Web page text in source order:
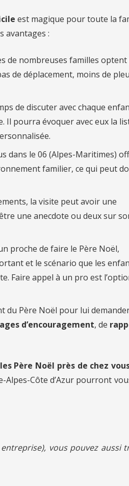
est magique pour toute la
avantages :
de nombreuses familles
de déplacement, moins de
de discuter avec chaque
Il pourra évoquer avec eux la
dans le 06 (Alpes-Maritimes)
familier, ce qui peut
la visite peut avoir une
une anecdote ou deux sur
proche de faire le Père Noël,
et le scénario que les
Faire appel à un pro est
du Père Noël pour lui
d’encouragement, de
Père Noël près de chez
Alpes-Côte d’Azur pourront
vous pouvez aussi